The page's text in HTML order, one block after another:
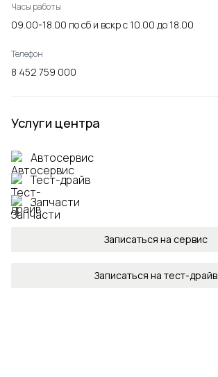
Часы работы
09.00-18.00 посб и вскр с 10.00 до 18.00
Телефон
8 452 759 000
Услуги центра
Автосервис
Тест-драйв
Запчасти
Записаться на сервис
Записаться на тест-драйв